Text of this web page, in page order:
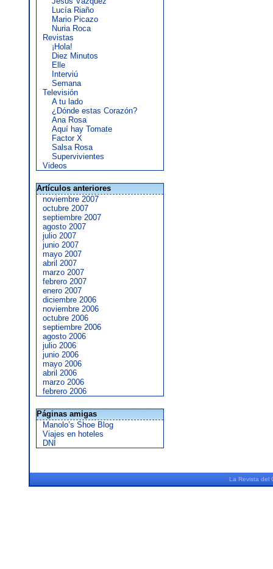
Lucía Riaño
Mario Picazo
Nuria Roca
Revistas
¡Hola!
Diez Minutos
Elle
Interviú
Semana
Televisión
A tu lado
¿Dónde estas Corazón?
Ana Rosa
Aquí hay Tomate
Factor X
Salsa Rosa
Supervivientes
Videos
Artículos anteriores
noviembre 2007
octubre 2007
septiembre 2007
agosto 2007
julio 2007
junio 2007
mayo 2007
abril 2007
marzo 2007
febrero 2007
enero 2007
diciembre 2006
noviembre 2006
octubre 2006
septiembre 2006
agosto 2006
julio 2006
junio 2006
mayo 2006
abril 2006
marzo 2006
febrero 2006
Páginas amigas
Manolo’s Shoe Blog
Viajes en hoteles
DNI
La Revista del